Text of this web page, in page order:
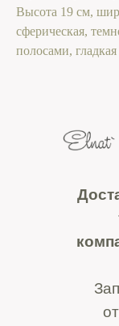
Высота 19 см,
сферическая,
полосами,